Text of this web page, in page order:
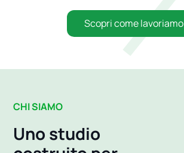
Scopri come lavoriamo
CHI SIAMO
Uno studio